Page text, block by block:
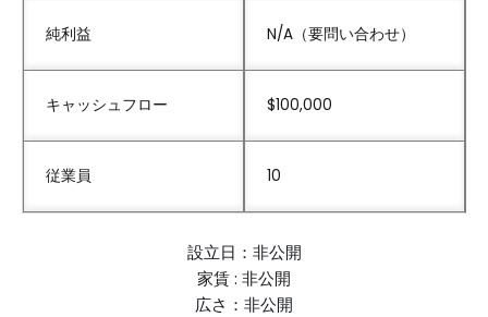
純利益 N/A（要問い合わせ）
キャッシュフロー $100,000
従業員 10
設立日：非公開
家賃 : 非公開
広さ：非公開